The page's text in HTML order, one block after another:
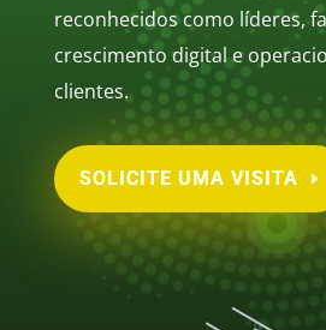
reconhecidos como líderes,
crescimento digital e
clientes.
SOLICITE UMA VISITA